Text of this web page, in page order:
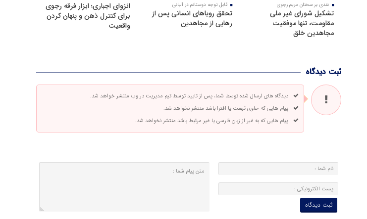
نقدی بر سخنان مریم رجوی
تشکیل شورای غیر ملی
مقاومت، تنها موفقیت
مجاهدین خلق
قابل توجه دوستانم در آلبانی
تحقق رویاهای انسانی پس از
رهایی از مجاهدین
انزوای اجباری؛ ابزار فرقه رجوی
برای کنترل ذهن و پنهان کردن
واقعیت
ثبت دیدگاه
دیدگاه های ارسال شده توسط شما، پس از تایید توسط تیم مدیریت در وب منتشر خواهد شد.
پیام هایی که حاوی تهمت یا افترا باشد منتشر نخواهد شد.
پیام هایی که به غیر از زبان فارسی یا غیر مرتبط باشد منتشر نخواهد شد.